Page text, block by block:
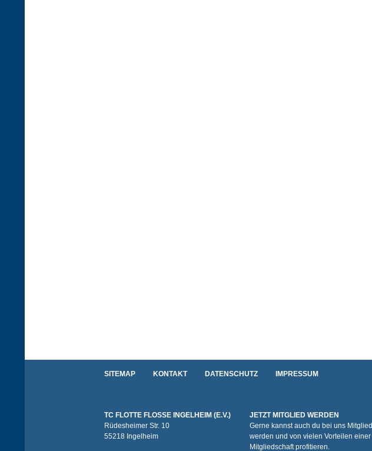
SITEMAP KONTAKT DATENSCHUTZ IMPRESSUM
TC FLOTTE FLOSSE INGELHEIM (E.V.)
Rüdesheimer Str. 10
55218 Ingelheim
JETZT MITGLIED WERDEN
Gerne kannst auch du bei uns Mitglied
werden und von vielen Vorteilen einer
Mitgliedschaft profitieren.